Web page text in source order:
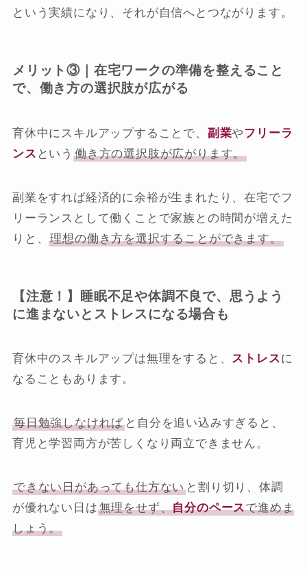
という実績になり、それが自信へとつながります。
メリット③｜在宅ワークの準備を整えること
で、働き方の選択肢が広がる
育休中にスキルアップすることで、 副業やフリーラ
ンス という 働き方の選択肢が広がります。
副業をすれば経済的に余裕が生まれたり、在宅でフ
リーランスとして働くことで家族との時間が増えた
りと、理想の働き方を選択することができます。
【注意！】睡眠不足や体調不良で、思うよう
に進まないとストレスになる場合も
育休中のスキルアップは無理をすると、 ストレスに
なることもあります。
毎日勉強しなければ と自分を追い込みすぎると、
育児と学習両方が苦しくなり両立できません。
できない日があっても仕方ない と割り切り、体調
が優れない日は無理をせず、自分のペースで進めま
しょう。